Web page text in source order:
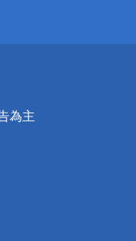
為主